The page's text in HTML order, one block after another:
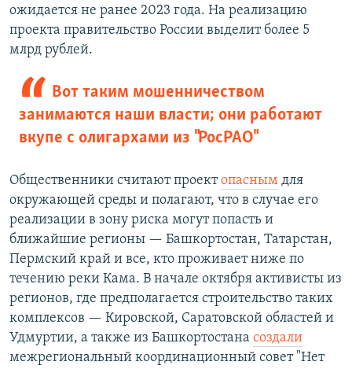
ожидается не ранее 2023 года. На реализацию
проекта правительство России выделит более 5
млрд рублей.
Вот таким мошенничеством
занимаются наши власти; они работают
вкупе с олигархами из "РосРАО"
Общественники считают проектопасным для
окружающей среды и полагают, что в случае его
реализации в зону риска могут попасть и
ближайшие регионы — Башкортостан, Татарстан,
Пермский край и все, кто проживает ниже по
течению реки Кама. В начале октября активисты из
регионов, где предполагается строительство таких
комплексов — Кировской, Саратовской областей и
Удмуртии, а также из Башкортостана создали
межрегиональный координационный совет "Нет